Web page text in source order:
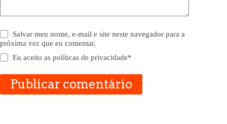
Salvar meu nome, e-mail e site neste navegador para a
próxima vez que eu comentar.
Eu aceito aspolíticas de privacidade*
Publicar comentário